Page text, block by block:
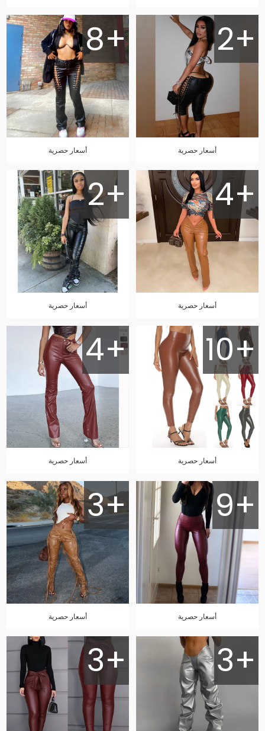
2+
أسعار حصرية
8+
أسعار حصرية
4+
أسعار حصرية
2+
أسعار حصرية
10+
أسعار حصرية
4+
أسعار حصرية
9+
أسعار حصرية
3+
أسعار حصرية
3+
3+